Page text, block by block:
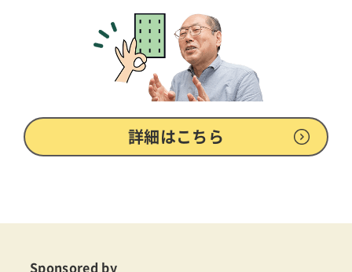
詳細はこちら
Sponsored by